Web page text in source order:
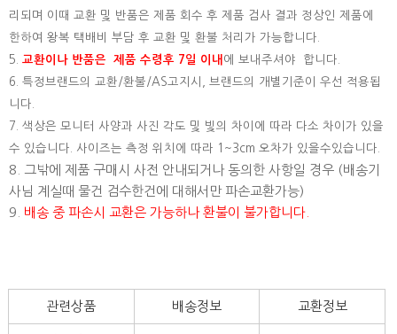
리되며 이때 교환 및 반품은 제품 회수 후 제품 검사 결과 정상인 제품에
한하여 왕복 택배비 부담 후 교환 및 환불 처리가 가능합니다.
5. 교환이나 반품은 제품 수령후 7일 이내 에 보내주셔야 합니다.
6. 특정브랜드의 교환/환불/AS고지시, 브랜드의 개별기준이 우선 적용됩
니다.
7. 색상은 모니터 사양과 사진 각도 및 빛의 차이에 따라 다소 차이가 있을
수 있습니다. 사이즈는 측정 위치에 따라 1~3cm 오차가 있을수있습니다.
8. 그밖에 제품 구매시 사전 안내되거나 동의한 사항일 경우 (배송기
사님 계실때 물건 검수한건에 대해서만 파손교환가능)
9. 배송 중 파손시 교환은 가능하나 환불이 불가합니다.
관련상품 배송정보 교환정보